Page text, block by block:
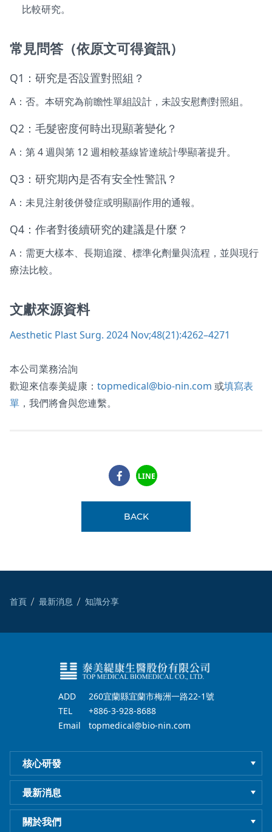
比較研究。
常見問答（依原文可得資訊）
Q1：研究是否設置對照組？
A：否。本研究為前瞻性單組設計，未設安慰劑對照組。
Q2：毛髮密度何時出現顯著變化？
A：第 4 週與第 12 週相較基線皆達統計學顯著提升。
Q3：研究期內是否有安全性警訊？
A：未見注射後併發症或明顯副作用的通報。
Q4：作者對後續研究的建議是什麼？
A：需更大樣本、長期追蹤、標準化劑量與流程，並與現行
療法比較。
文獻來源資料
Aesthetic Plast Surg. 2024 Nov;48(21):4262–4271
本公司業務洽詢
歡迎來信泰美緹康： topmedical@bio-nin.com 或填寫表
單 ，我們將會與您連繫。
LINE
BACK
首頁 最新消息 知識分享
ADD
260宜蘭縣宜蘭市梅洲一路22-1號
TEL
+886-3-928-8688
Email
topmedical@bio-nin.com
核心研發
最新消息
關於我們